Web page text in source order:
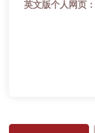
英文版个人网页：